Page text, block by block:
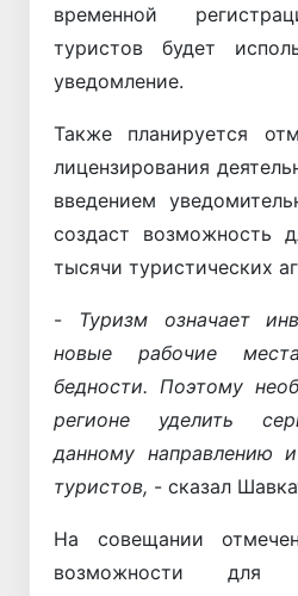
временной
туристов будет
уведомление.
Также планируется
лицензирования
введением
создаст возможность
тысячи туристических
- Туризм означает
новые рабочие
бедности. Поэтому
регионе уделить
данному направлению
туристов, - сказал
На совещании
возможности для